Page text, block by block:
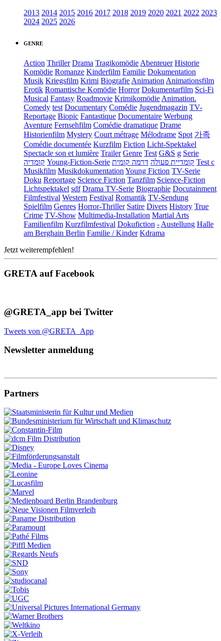
2013 2014 2015 2016 2017 2018 2019 2020 2021 2022 2023
2024 2025 2026
GENRE
Action Thriller Drama Tragikomödie Abenteuer Historie
Komödie Romanze Kinderfilm Familie Dokumentation
Musik Kriegsfilm Krimi Biografie Animation Animationsfilm
Erotik Romantische Komödie Horror Dokumentarfilm Sci-Fi
Musical Fantasy Roadmovie Krimikomödie Animation.
Comedy test Documentary Comédie Jugendmagazin TV-
Reportage Biopic Fantastique Documentaire Werbung
Aventure Fernsehfilm Comédie dramatique Drame
Historienfilm Mystery Court métrage Mélodrame Spot 가족
Comédie documentée Kurzfilm Fiction Licht-Spektakel
Spectacle son et lumière Trailer Genre Test G&S g Serie
קומדיה Young-Fiction-Serie קומדיית פעולה דרמה קומית
Test c
Musikfilm Musikdokumentation Young Fiction TV-Serie
Doku Reportage Science Fiction Tanzfilm Science-Fiction
Lichtspektakel sdf Drama TV-Serie Biographie Docutainment
Filmfestival Western Festival Romantik TV-Sendung
Spielfilm Genres Horror-Thriller Satire Divers History True
Crime TV-Show Multimedia-Installation Martial Arts
Familienfilm Kurzfilmfestival Dokufiction - Austellung Halle
am Berghain Berlin Familie / Kinder Kdrama
Jetzt weiterempfehlen!
GRETA auf Facebook
@GRETA_app bei Twitter
Tweets von @GRETA_App
Newsletter anmeldung
Partners